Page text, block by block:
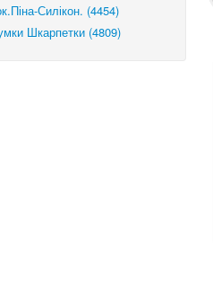
Силікон. (4454)
Шкарпетки (4809)